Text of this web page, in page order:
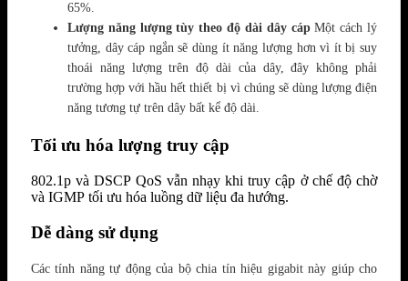
65%.
Lượng năng lượng tùy theo độ dài dây cápMột cách lý
tưởng, dây cáp ngắn sẽ dùng ít năng lượng hơn vì ít bị suy
thoái năng lượng trên độ dài của dây, đây không phải
trường hợp với hầu hết thiết bị vì chúng sẽ dùng lượng điện
năng tương tự trên dây bất kể độ dài.
Tối ưu hóa lượng truy cập
802.1p và DSCP QoS vẫn nhạy khi truy cập ở chế độ chờ
và IGMP tối ưu hóa luồng dữ liệu đa hướng.
Dễ dàng sử dụng
Các tính năng tự động của bộ chia tín hiệu gigabit này giúp cho